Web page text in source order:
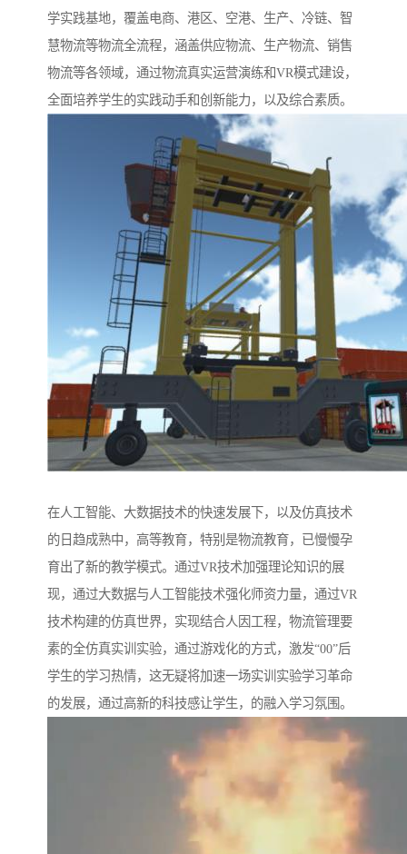
学实践基地，覆盖电商、港区、空港、生产、冷链、智
慧物流等物流全流程，涵盖供应物流、生产物流、销售
物流等各领域，通过物流真实运营演练和VR模式建设，
全面培养学生的实践动手和创新能力，以及综合素质。
在人工智能、大数据技术的快速发展下，以及仿真技术
的日趋成熟中，高等教育，特别是物流教育，已慢慢孕
育出了新的教学模式。通过VR技术加强理论知识的展
现，通过大数据与人工智能技术强化师资力量，通过VR
技术构建的仿真世界，实现结合人因工程，物流管理要
素的全仿真实训实验，通过游戏化的方式，激发“00”后
学生的学习热情，这无疑将加速一场实训实验学习革命
的发展，通过高新的科技感让学生，的融入学习氛围。